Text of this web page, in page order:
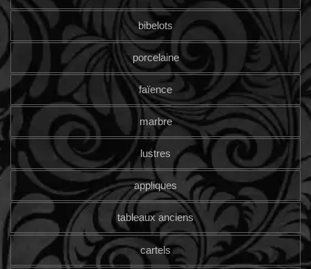
bibelots
porcelaine
faïence
marbre
lustres
appliques
tableaux anciens
cartels